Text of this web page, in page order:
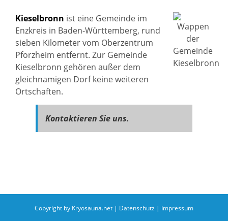
Kieselbronn ist eine Gemeinde im
Enzkreis in Baden-Württemberg, rund
sieben Kilometer vom Oberzentrum
Pforzheim entfernt. Zur Gemeinde
Kieselbronn gehören außer dem
gleichnamigen Dorf keine weiteren
Ortschaften.
Kontaktieren Sie uns.
Copyright by Kryosauna.net | Datenschutz | Impressum